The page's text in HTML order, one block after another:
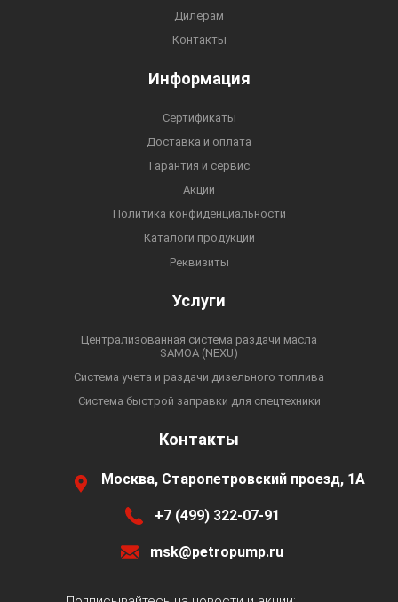
Дилерам
Контакты
Информация
Сертификаты
Доставка и оплата
Гарантия и сервис
Акции
Политика конфиденциальности
Каталоги продукции
Реквизиты
Услуги
Централизованная система раздачи масла
SAMOA (NEXU)
Система учета и раздачи дизельного топлива
Система быстрой заправки для спецтехники
Контакты
Москва, Старопетровский проезд, 1А
+7 (499) 322-07-91
msk@petropump.ru